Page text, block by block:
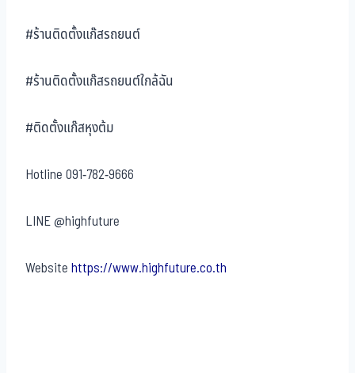
#ร้านติดตั้งแก๊สรถยนต์
#ร้านติดตั้งแก๊สรถยนต์ใกล้ฉัน
#ติดตั้งแก๊สหุงต้ม
Hotline091-782-9666
LINE@highfuture
Websitehttps://www.highfuture.co.th